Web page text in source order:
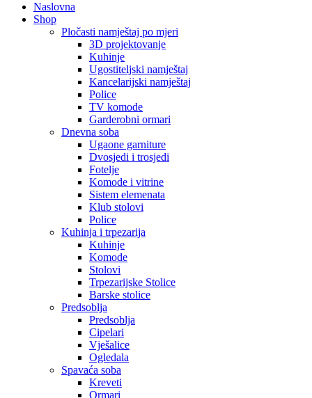
Naslovna
Shop
Pločasti namještaj po mjeri
3D projektovanje
Kuhinje
Ugostiteljski namještaj
Kancelarijski namještaj
Police
TV komode
Garderobni ormari
Dnevna soba
Ugaone garniture
Dvosjedi i trosjedi
Fotelje
Komode i vitrine
Sistem elemenata
Klub stolovi
Police
Kuhinja i trpezarija
Kuhinje
Komode
Stolovi
Trpezarijske Stolice
Barske stolice
Predsoblja
Predsoblja
Cipelari
Vješalice
Ogledala
Spavaća soba
Kreveti
Ormari